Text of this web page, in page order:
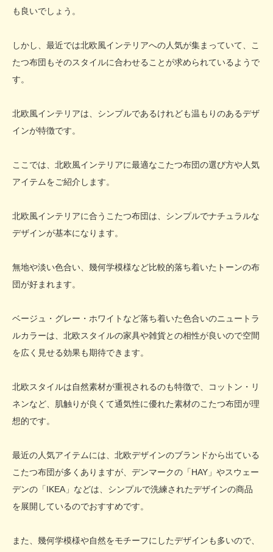
も良いでしょう。
しかし、最近では北欧風インテリアへの人気が集まっていて、こ
たつ布団もそのスタイルに合わせることが求められているようで
す。
北欧風インテリアは、シンプルであるけれども温もりのあるデザ
インが特徴です。
ここでは、北欧風インテリアに最適なこたつ布団の選び方や人気
アイテムをご紹介します。
北欧風インテリアに合うこたつ布団は、シンプルでナチュラルな
デザインが基本になります。
無地や淡い色合い、幾何学模様など比較的落ち着いたトーンの布
団が好まれます。
ベージュ・グレー・ホワイトなど落ち着いた色合いのニュートラ
ルカラーは、北欧スタイルの家具や雑貨との相性が良いので空間
を広く見せる効果も期待できます。
北欧スタイルは自然素材が重視されるのも特徴で、コットン・リ
ネンなど、肌触りが良くて通気性に優れた素材のこたつ布団が理
想的です。
最近の人気アイテムには、北欧デザインのブランドから出ている
こたつ布団が多くありますが、デンマークの「HAY」やスウェー
デンの「IKEA」などは、シンプルで洗練されたデザインの商品
を展開しているのでおすすめです。
また、幾何学模様や自然をモチーフにしたデザインも多いので、